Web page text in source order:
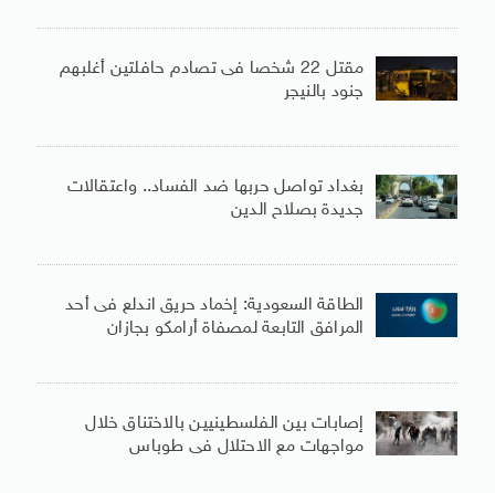
مقتل 22 شخصا فى تصادم حافلتين أغلبهم
جنود بالنيجر
بغداد تواصل حربها ضد الفساد.. واعتقالات
جديدة بصلاح الدين
الطاقة السعودية: إخماد حريق اندلع فى أحد
المرافق التابعة لمصفاة أرامكو بجازان
إصابات بين الفلسطينيين بالاختناق خلال
مواجهات مع الاحتلال فى طوباس